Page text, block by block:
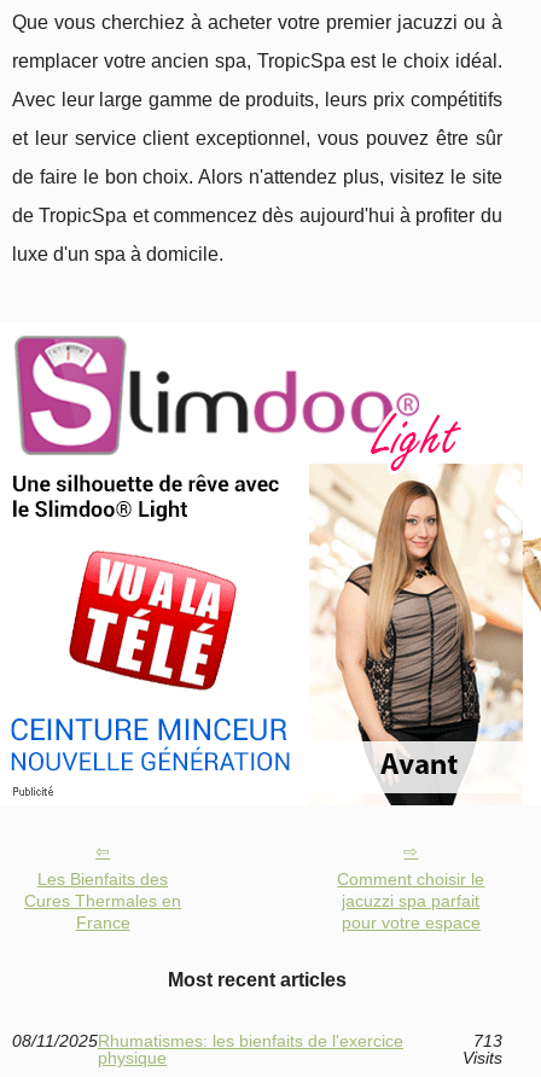
Que vous cherchiez à acheter votre premier jacuzzi ou à
remplacer votre ancien spa, TropicSpa est le choix idéal.
Avec leur large gamme de produits, leurs prix compétitifs
et leur service client exceptionnel, vous pouvez être sûr
de faire le bon choix. Alors n'attendez plus, visitez le site
de TropicSpa et commencez dès aujourd'hui à profiter du
luxe d'un spa à domicile.
Les Bienfaits des
Cures Thermales en
France
Comment choisir le
jacuzzi spa parfait
pour votre espace
Most recent articles
08/11/2025Rhumatismes: les bienfaits de l'exercice
physique
713
Visits